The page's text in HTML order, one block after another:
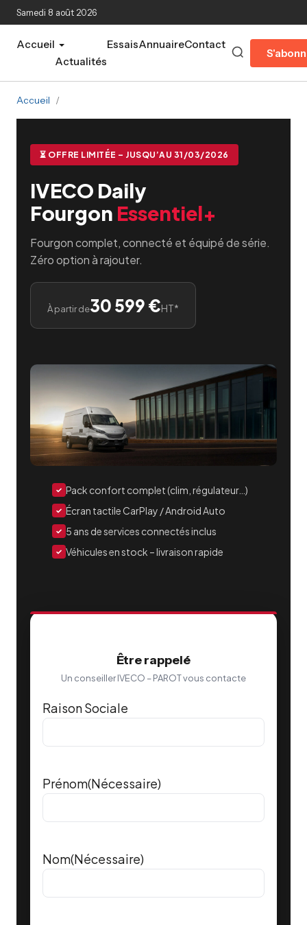
Aller au contenu principal
Samedi 8 août 2026
Accueil
Actualités
EssaisAnnuaireContact
Accueil /
⏳ OFFRE LIMITÉE – JUSQU’AU 31/03/2026
IVECO Daily
Fourgon Essentiel+
Fourgon complet, connecté et équipé de série.
Zéro option à rajouter.
À partir de30 599 €HT*
✓ Pack confort complet (clim, régulateur…)
✓ Écran tactile CarPlay / Android Auto
✓ 5 ans de services connectés inclus
✓ Véhicules en stock – livraison rapide
Être rappelé
Un conseiller IVECO – PAROT vous contacte
Raison Sociale
Prénom(Nécessaire)
Nom(Nécessaire)